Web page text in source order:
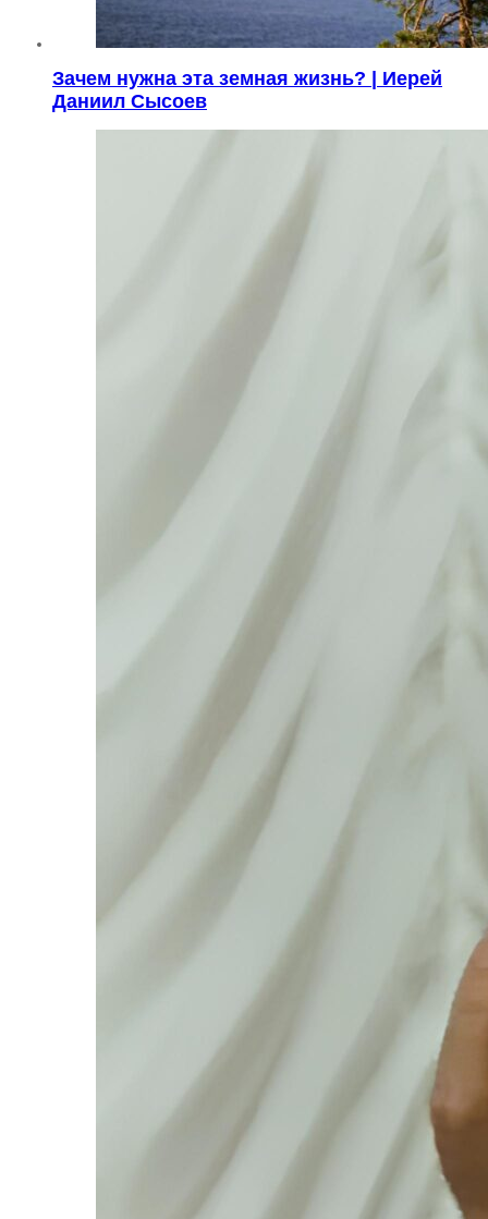
Зачем нужна эта земная жизнь? | Иерей
Даниил Сысоев